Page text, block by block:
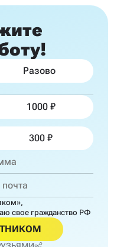
Разово
1000
300
свое гражданство РФ